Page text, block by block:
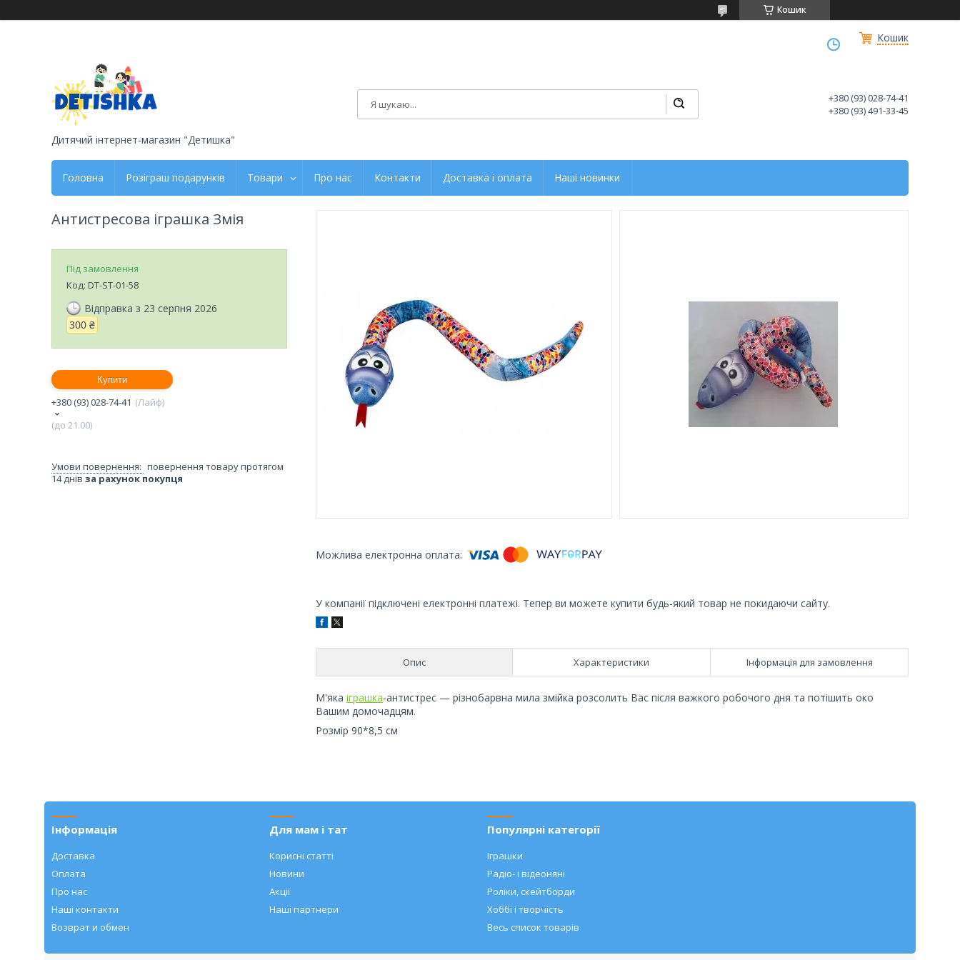
Кошик
Кошик
Дитячий інтернет-магазин "Детишка"
+380 (93) 028-74-41
+380 (93) 491-33-45
Головна Розіграш подарунків Товари Про нас Контакти Доставка і оплата Наші новинки
У компанії підключені електронні платежі. Тепер ви можете купити будь-який товар не покидаючи сайту.
Опис Характеристики Інформація для замовлення
М'яка іграшка-антистрес — різнобарвна мила змійка розсолить Вас після важкого робочого дня та потішить око
Вашим домочадцям.
Розмір 90*8,5 см
Антистресова іграшка Змія
Під замовлення
Код: DT-ST-01-58
Відправка з 23 серпня 2026
300 ₴
Купити
+380 (93) 028-74-41
Лайф
(до 21.00)
повернення товару протягом
14 днів за рахунок покупця
Інформація
Доставка
Оплата
Про нас
Наші контакти
Возврат и обмен
Для мам і тат
Корисні статті
Новини
Акції
Наші партнери
Популярні категорії
Іграшки
Радіо- і відеоняні
Роліки, скейтборди
Хоббі і творчість
Весь список товарів